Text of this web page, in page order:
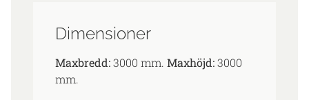
Dimensioner
Maxbredd:3000 mm. Maxhöjd:3000
mm.